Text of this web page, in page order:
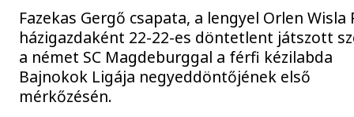
Fazekas Gergő csapata, a lengyel Orlen Wisla
házigazdaként 22-22-es döntetlent játszott
a német SC Magdeburggal a férfi kézilabda
Bajnokok Ligája negyeddöntőjének első
mérkőzésén.